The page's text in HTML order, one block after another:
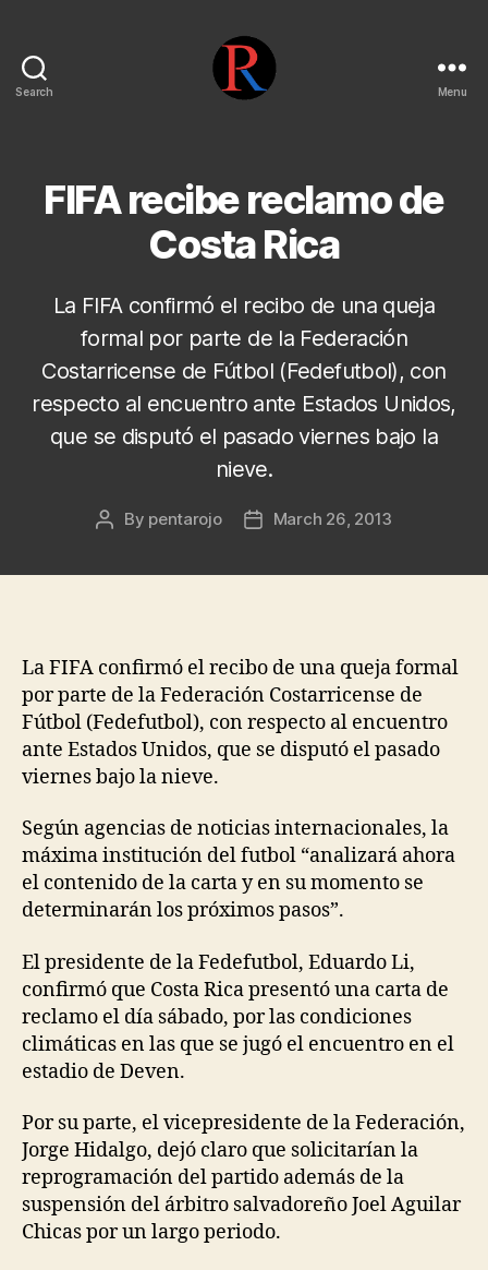
Search Menu
FIFA recibe reclamo de
Costa Rica
La FIFA confirmó el recibo de una queja
formal por parte de la Federación
Costarricense de Fútbol (Fedefutbol), con
respecto al encuentro ante Estados Unidos,
que se disputó el pasado viernes bajo la
nieve.
Post
By pentarojo
PostMarch 26, 2013
La FIFA confirmó el recibo de una queja formal
por parte de la Federación Costarricense de
Fútbol (Fedefutbol), con respecto al encuentro
ante Estados Unidos, que se disputó el pasado
viernes bajo la nieve.
Según agencias de noticias internacionales, la
máxima institución del futbol “analizará ahora
el contenido de la carta y en su momento se
determinarán los próximos pasos”.
El presidente de la Fedefutbol, Eduardo Li,
confirmó que Costa Rica presentó una carta de
reclamo el día sábado, por las condiciones
climáticas en las que se jugó el encuentro en el
estadio de Deven.
Por su parte, el vicepresidente de la Federación,
Jorge Hidalgo, dejó claro que solicitarían la
reprogramación del partido además de la
suspensión del árbitro salvadoreño Joel Aguilar
Chicas por un largo periodo.